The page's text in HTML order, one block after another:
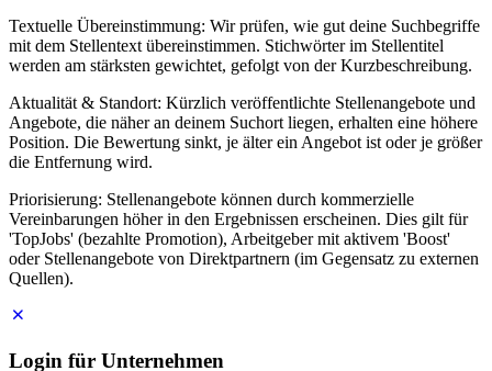
Textuelle Übereinstimmung: Wir prüfen, wie gut deine Suchbegriffe
mit dem Stellentext übereinstimmen. Stichwörter im Stellentitel
werden am stärksten gewichtet, gefolgt von der Kurzbeschreibung.
Aktualität & Standort: Kürzlich veröffentlichte Stellenangebote und
Angebote, die näher an deinem Suchort liegen, erhalten eine höhere
Position. Die Bewertung sinkt, je älter ein Angebot ist oder je größer
die Entfernung wird.
Priorisierung: Stellenangebote können durch kommerzielle
Vereinbarungen höher in den Ergebnissen erscheinen. Dies gilt für
'TopJobs' (bezahlte Promotion), Arbeitgeber mit aktivem 'Boost'
oder Stellenangebote von Direktpartnern (im Gegensatz zu externen
Quellen).
Login für Unternehmen